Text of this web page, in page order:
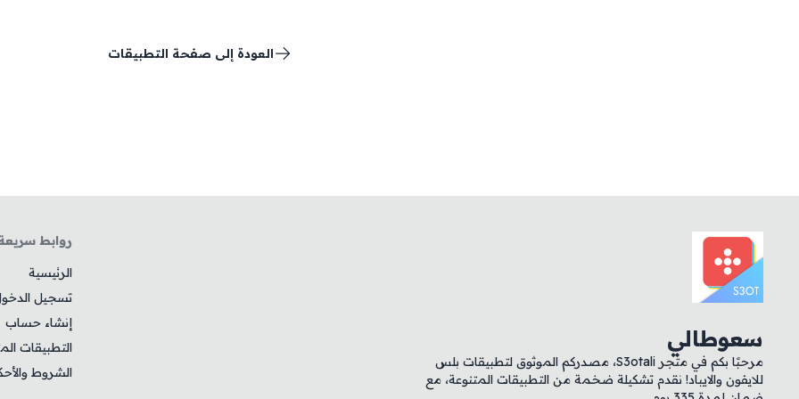
العودة إلى صفحة التطبيقات
سعوطالي
مرحبًا بكم في متجر S3otali، مصدركم الموثوق لتطبيقات بلس
للايفون والايباد! نقدم تشكيلة ضخمة من التطبيقات المتنوعة، مع
روابط
الرئيسية
تسجيل
إنشاء حساب
التطبيقات
الشروط